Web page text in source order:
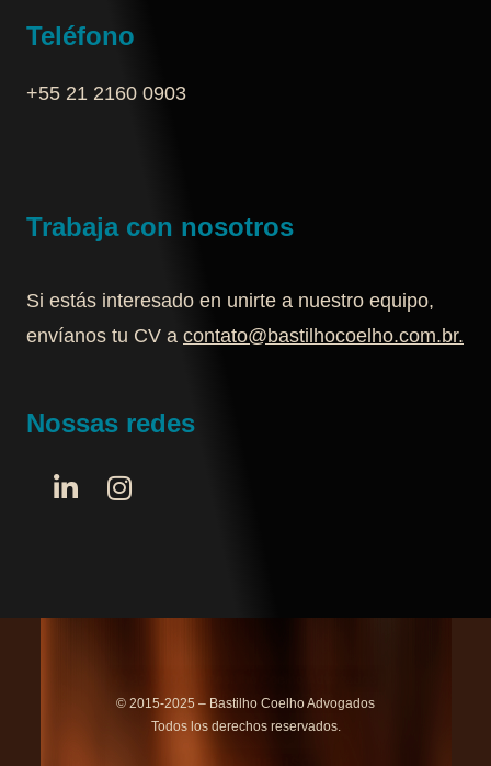
Teléfono
+55 21 2160 0903‬
Trabaja con nosotros
Si estás interesado en unirte a nuestro equipo,
envíanos tu CV a contato@bastilhocoelho.com.br.
Nossas redes
© 2015-2025 – Bastilho Coelho Advogados
Todos los derechos reservados.